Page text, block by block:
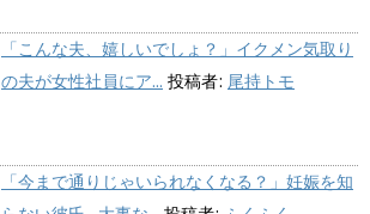
「こんな夫、嬉しいでしょ？」イクメン気取り
の夫が女性社員にア... 投稿者: 尾持トモ
「今まで通りじゃいられなくなる？」妊娠を知